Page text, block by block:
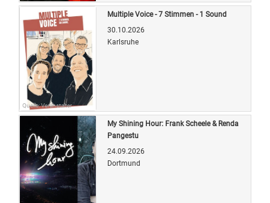
Quelle: Veranstalter
Multiple Voice - 7 Stimmen - 1 Sound
30.10.2026
Karlsruhe
My Shining Hour: Frank Scheele & Renda
Pangestu
24.09.2026
Dortmund